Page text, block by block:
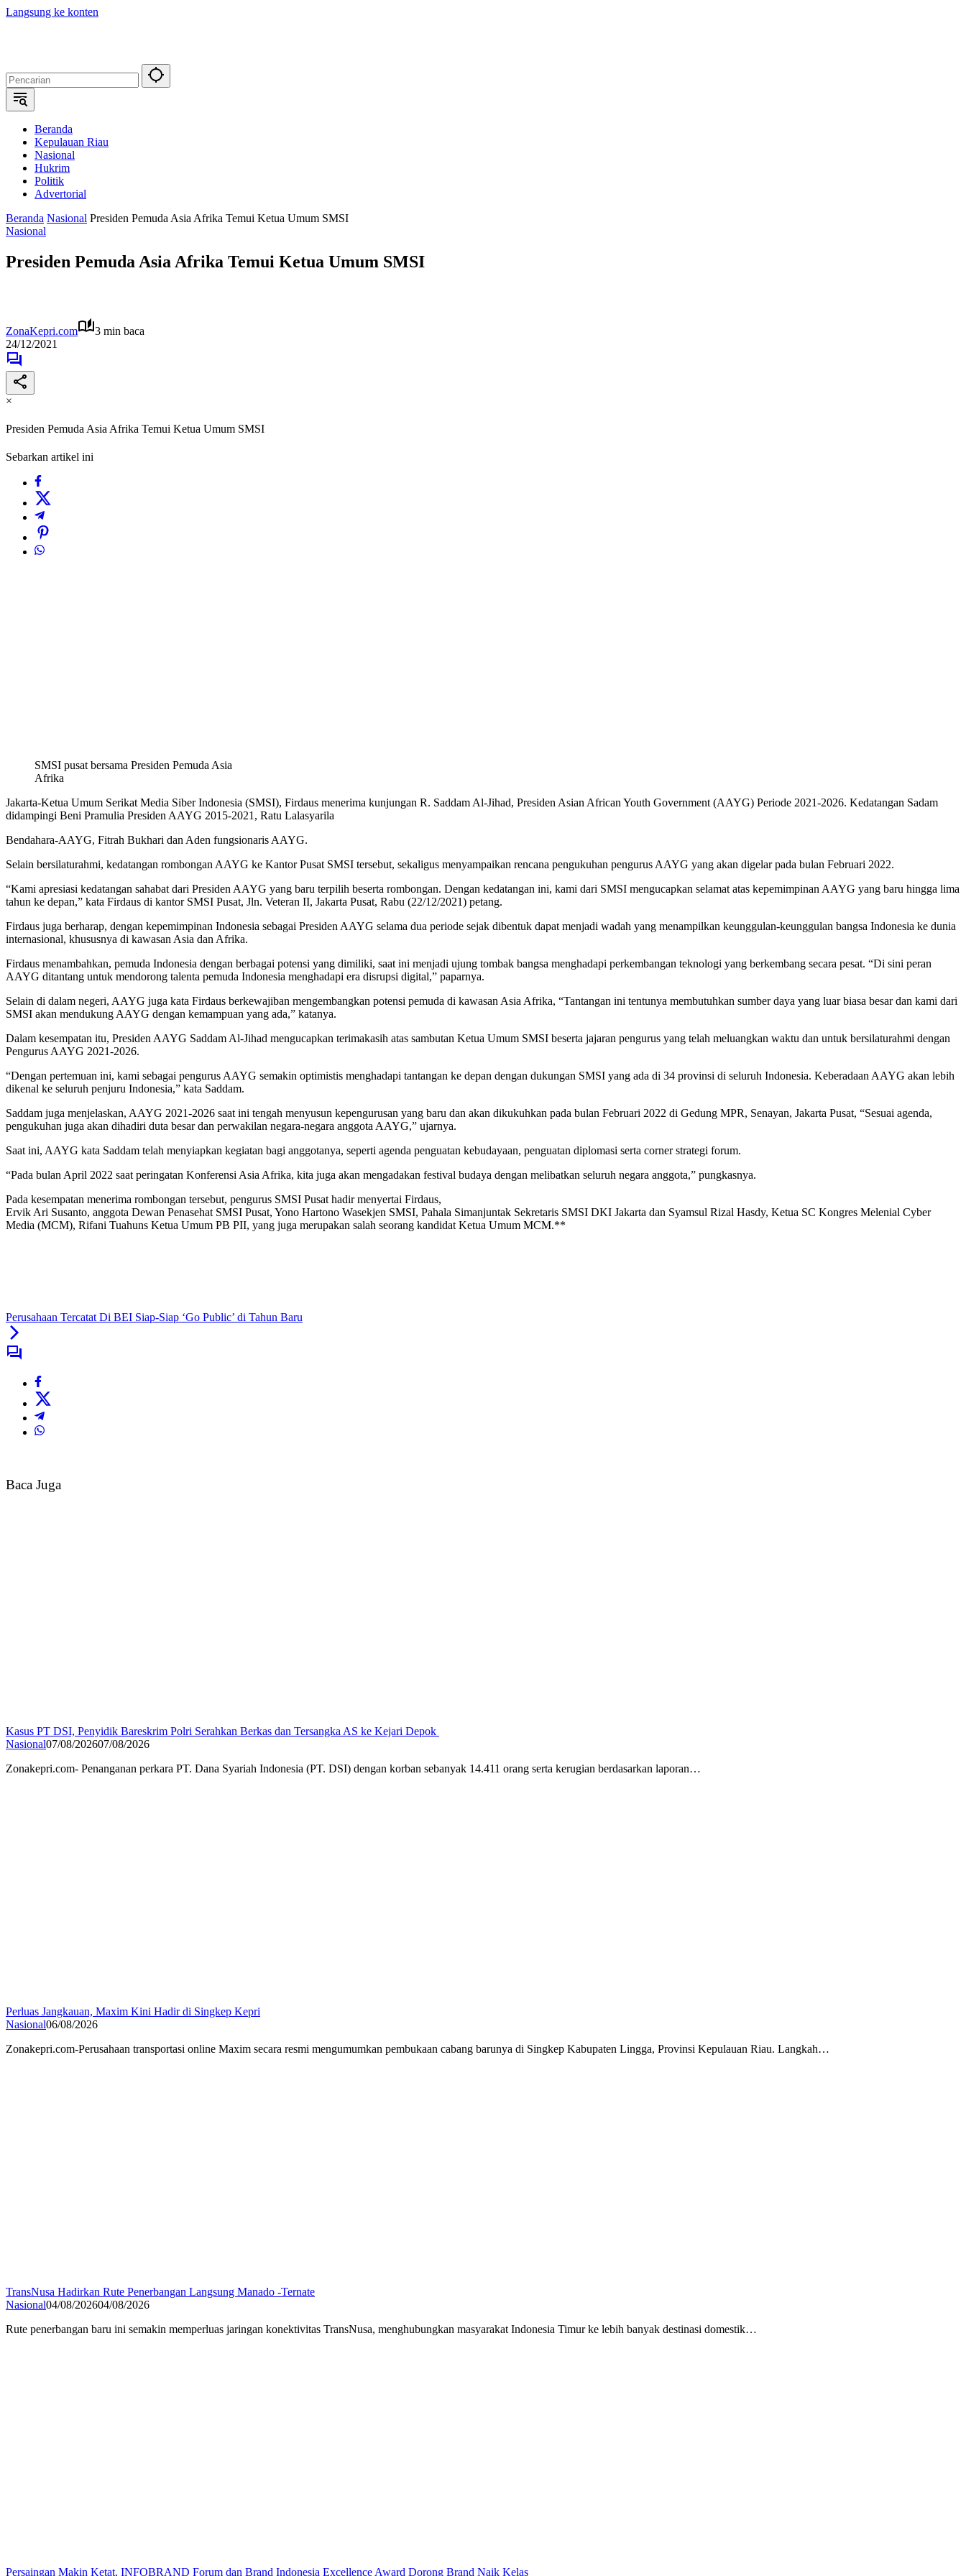
Langsung ke konten
Beranda
Kepulauan Riau
Nasional
Hukrim
Politik
Advertorial
Beranda Nasional Presiden Pemuda Asia Afrika Temui Ketua Umum SMSI
Nasional
Presiden Pemuda Asia Afrika Temui Ketua Umum SMSI
ZonaKepri.com
3 min baca
24/12/2021
×
Presiden Pemuda Asia Afrika Temui Ketua Umum SMSI
Sebarkan artikel ini
SMSI pusat bersama Presiden Pemuda Asia
Afrika
Jakarta-Ketua Umum Serikat Media Siber Indonesia (SMSI), Firdaus menerima kunjungan R. Saddam Al-Jihad, Presiden Asian African Youth Government (AAYG) Periode 2021-2026. Kedatangan Sadam
didampingi Beni Pramulia Presiden AAYG 2015-2021, Ratu Lalasyarila
Bendahara-AAYG, Fitrah Bukhari dan Aden fungsionaris AAYG.
Selain bersilaturahmi, kedatangan rombongan AAYG ke Kantor Pusat SMSI tersebut, sekaligus menyampaikan rencana pengukuhan pengurus AAYG yang akan digelar pada bulan Februari 2022.
“Kami apresiasi kedatangan sahabat dari Presiden AAYG yang baru terpilih beserta rombongan. Dengan kedatangan ini, kami dari SMSI mengucapkan selamat atas kepemimpinan AAYG yang baru hingga lima
tahun ke depan,” kata Firdaus di kantor SMSI Pusat, Jln. Veteran II, Jakarta Pusat, Rabu (22/12/2021) petang.
Firdaus juga berharap, dengan kepemimpinan Indonesia sebagai Presiden AAYG selama dua periode sejak dibentuk dapat menjadi wadah yang menampilkan keunggulan-keunggulan bangsa Indonesia ke dunia
internasional, khususnya di kawasan Asia dan Afrika.
Firdaus menambahkan, pemuda Indonesia dengan berbagai potensi yang dimiliki, saat ini menjadi ujung tombak bangsa menghadapi perkembangan teknologi yang berkembang secara pesat. “Di sini peran
AAYG ditantang untuk mendorong talenta pemuda Indonesia menghadapi era disrupsi digital,” paparnya.
Selain di dalam negeri, AAYG juga kata Firdaus berkewajiban mengembangkan potensi pemuda di kawasan Asia Afrika, “Tantangan ini tentunya membutuhkan sumber daya yang luar biasa besar dan kami dari
SMSI akan mendukung AAYG dengan kemampuan yang ada,” katanya.
Dalam kesempatan itu, Presiden AAYG Saddam Al-Jihad mengucapkan terimakasih atas sambutan Ketua Umum SMSI beserta jajaran pengurus yang telah meluangkan waktu dan untuk bersilaturahmi dengan
Pengurus AAYG 2021-2026.
“Dengan pertemuan ini, kami sebagai pengurus AAYG semakin optimistis menghadapi tantangan ke depan dengan dukungan SMSI yang ada di 34 provinsi di seluruh Indonesia. Keberadaan AAYG akan lebih
dikenal ke seluruh penjuru Indonesia,” kata Saddam.
Saddam juga menjelaskan, AAYG 2021-2026 saat ini tengah menyusun kepengurusan yang baru dan akan dikukuhkan pada bulan Februari 2022 di Gedung MPR, Senayan, Jakarta Pusat, “Sesuai agenda,
pengukuhan juga akan dihadiri duta besar dan perwakilan negara-negara anggota AAYG,” ujarnya.
Saat ini, AAYG kata Saddam telah menyiapkan kegiatan bagi anggotanya, seperti agenda penguatan kebudayaan, penguatan diplomasi serta corner strategi forum.
“Pada bulan April 2022 saat peringatan Konferensi Asia Afrika, kita juga akan mengadakan festival budaya dengan melibatkan seluruh negara anggota,” pungkasnya.
Pada kesempatan menerima rombongan tersebut, pengurus SMSI Pusat hadir menyertai Firdaus,
Ervik Ari Susanto, anggota Dewan Penasehat SMSI Pusat, Yono Hartono Wasekjen SMSI, Pahala Simanjuntak Sekretaris SMSI DKI Jakarta dan Syamsul Rizal Hasdy, Ketua SC Kongres Melenial Cyber
Media (MCM), Rifani Tuahuns Ketua Umum PB PII, yang juga merupakan salah seorang kandidat Ketua Umum MCM.**
Perusahaan Tercatat Di BEI Siap-Siap ‘Go Public’ di Tahun Baru
Baca Juga
Kasus PT DSI, Penyidik Bareskrim Polri Serahkan Berkas dan Tersangka AS ke Kejari Depok
Nasional07/08/202607/08/2026
Zonakepri.com- Penanganan perkara PT. Dana Syariah Indonesia (PT. DSI) dengan korban sebanyak 14.411 orang serta kerugian berdasarkan laporan…
Perluas Jangkauan, Maxim Kini Hadir di Singkep Kepri
Nasional06/08/2026
Zonakepri.com-Perusahaan transportasi online Maxim secara resmi mengumumkan pembukaan cabang barunya di Singkep Kabupaten Lingga, Provinsi Kepulauan Riau. Langkah…
TransNusa Hadirkan Rute Penerbangan Langsung Manado -Ternate
Nasional04/08/202604/08/2026
Rute penerbangan baru ini semakin memperluas jaringan konektivitas TransNusa, menghubungkan masyarakat Indonesia Timur ke lebih banyak destinasi domestik…
Persaingan Makin Ketat, INFOBRAND Forum dan Brand Indonesia Excellence Award Dorong Brand Naik Kelas